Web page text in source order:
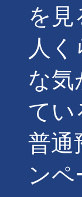
を見
人
な気
てい
普通
ン